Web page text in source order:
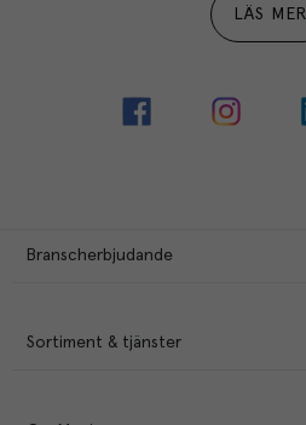
LÄS MER
Branscherbjudande
Sortiment & tjänster